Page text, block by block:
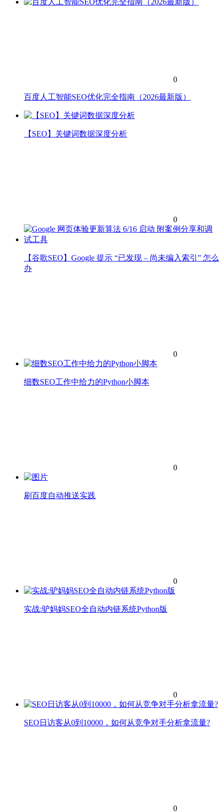
0
百度人工智能SEO优化完全指南（2026最新版）
【SEO】关键词数据深度分析
0
【谷歌SEO】Google 提示 “已发现 – 尚未编入索引” 怎么
办
0
细数SEO工作中给力的Python小脚本
0
刷百度自动推送实践
0
实战:驴妈妈SEO全自动内链系统Python版
0
SEO日访客从0到10000，如何从竞争对手分析拿流量?
0